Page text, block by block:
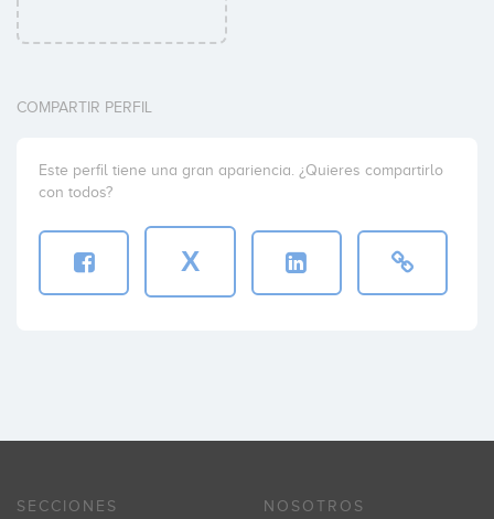
COMPARTIR PERFIL
Este perfil tiene una gran apariencia. ¿Quieres compartirlo
con todos?
X
SECCIONES NOSOTROS